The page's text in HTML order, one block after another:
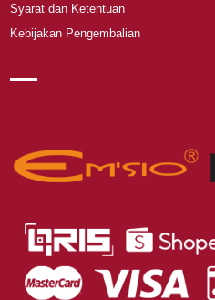
Syarat dan Ketentuan
Kebijakan Pengembalian